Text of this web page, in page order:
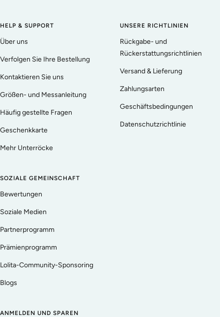
HELP & SUPPORT
Über uns
Verfolgen Sie Ihre Bestellung
Kontaktieren Sie uns
Größen- und Messanleitung
Häufig gestellte Fragen
Geschenkkarte
Mehr Unterröcke
UNSERE RICHTLINIEN
Rückgabe- und
Rückerstattungsrichtlinien
Versand & Lieferung
Zahlungsarten
Geschäftsbedingungen
Datenschutzrichtlinie
SOZIALE GEMEINSCHAFT
Bewertungen
Soziale Medien
Partnerprogramm
Prämienprogramm
Lolita-Community-Sponsoring
Blogs
ANMELDEN UND SPAREN